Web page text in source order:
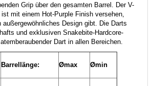
Grip über den gesamten Barrel. Der V-
mit einem Hot-Purple Finish versehen,
außergewöhnliches Design gibt. Die Darts
und exklusiven Snakebite-Hardcore-
Dart in allen Bereichen.
Barrellänge: Ømax Ømin